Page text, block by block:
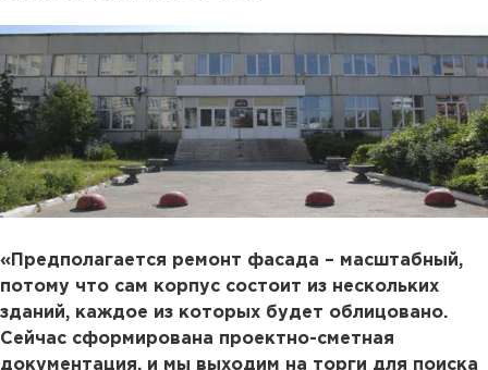
«Предполагается ремонт фасада – масштабный,
потому что сам корпус состоит из нескольких
зданий, каждое из которых будет облицовано.
Сейчас сформирована проектно-сметная
документация, и мы выходим на торги для поиска